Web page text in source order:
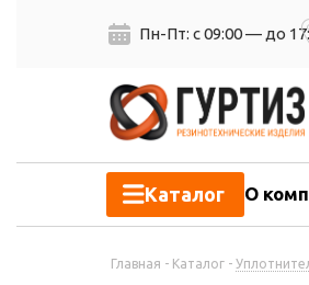
Пн-Пт: с 09:00 — до
Каталог О
Главная - Каталог -